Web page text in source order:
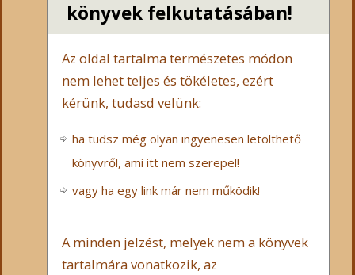
könyvek felkutatásában!
Az oldal tartalma természetes módon
nem lehet teljes és tökéletes, ezért
kérünk, tudasd velünk:
ha tudsz még olyan ingyenesen letölthető
könyvről, ami itt nem szerepel!
vagy ha egy link már nem működik!
A minden jelzést, melyek nem a könyvek
tartalmára vonatkozik, az